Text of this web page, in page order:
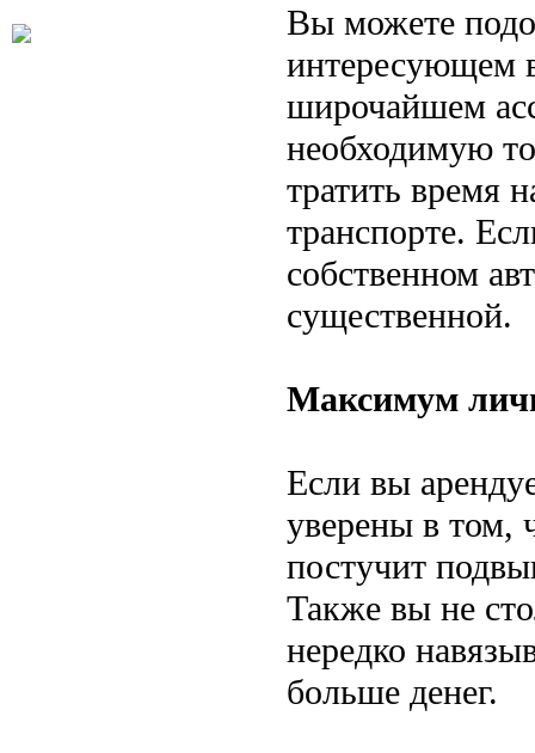
Вы можете
интересующем
широчайшем
необходимую
тратить время
транспорте.
собственном
существенной.
Максимум
Если вы
уверены в том,
постучит
Также вы не
нередко
больше денег.